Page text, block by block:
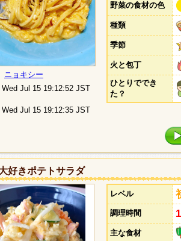
ニョキシー
Wed Jul 15 19:12:52 JST
Wed Jul 15 19:12:35 JST
野菜の食材の色
種類
季節
火と包丁
ひとりででき
た？
好きポテトサラダ
レベル
調理時間
主な食材